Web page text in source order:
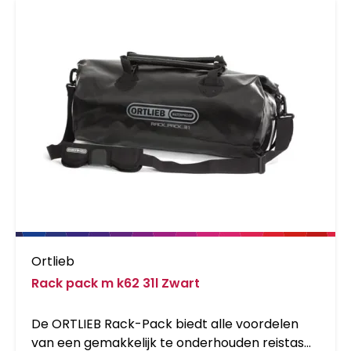
Ortlieb
Rack pack m k62 31l Zwart
De ORTLIEB Rack-Pack biedt alle voordelen
van een gemakkelijk te onderhouden reistas